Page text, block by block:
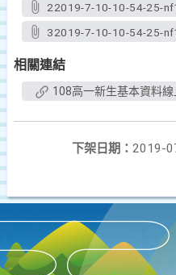
22019-7-10-10-54-25-
32019-7-10-10-54-25-
相關連結
108高一新生基本資料
下架日期： 2019-